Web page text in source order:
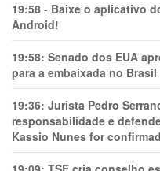
19:58 - Baixe o aplicativo
Android!
19:58: Senado dos EUA
para a embaixada no
19:36: Jurista Pedro
responsabilidade e
Kassio Nunes for